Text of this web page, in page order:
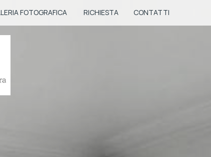
FOTOGRAFICA RICHIESTA CONTATTI